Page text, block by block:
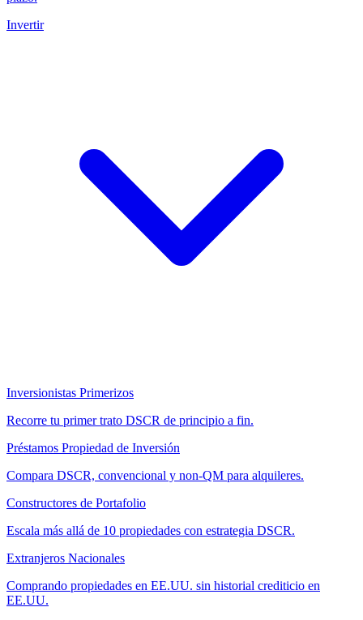
Invertir
Inversionistas Primerizos
Recorre tu primer trato DSCR de principio a fin.
Préstamos Propiedad de Inversión
Compara DSCR, convencional y non-QM para alquileres.
Constructores de Portafolio
Escala más allá de 10 propiedades con estrategia DSCR.
Extranjeros Nacionales
Comprando propiedades en EE.UU. sin historial crediticio en
EE.UU.